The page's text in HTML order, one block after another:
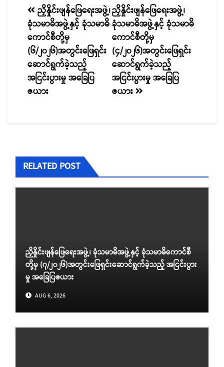
စာမူ
လမ်းကြောင်း
ပြ
ညှိနှိုင်းဖျန်ဖြေရေးအဖွဲ့၊
ခုံသမာဓိအဖွဲ့နှင့် ခုံသမာဓိ
ကောင်စီတို့မှ
(၄/၂၀၂၆)အတွင်းဖြေရှင်း
ဆောင်ရွက်ခဲ့သည့်
အငြင်းပွားမှု အခြေပြ
ဇယား
ညှိနှိုင်းဖျန်ဖြေရေးအဖွဲ့၊
ခုံသမာဓိအဖွဲ့နှင့် ခုံသမာဓိ
ကောင်စီတို့မှ
(၆/၂၀၂၆)အတွင်းဖြေရှင်း
ဆောင်ရွက်ခဲ့သည့်
အငြင်းပွားမှု အခြေပြ
ဇယား
RELATED POST
ညှိနှိုင်းဖျန်ဖြေရေးအဖွဲ့၊ ခုံသမာဓိအဖွဲ့နှင့် ခုံသမာဓိကောင်စီ
တို့မှ (၇/၂၀၂၆)အတွင်းဖြေရှင်းဆောင်ရွက်ခဲ့သည့် အငြင်းပွား
မှု အခြေပြဇယား
AUG 6, 2026